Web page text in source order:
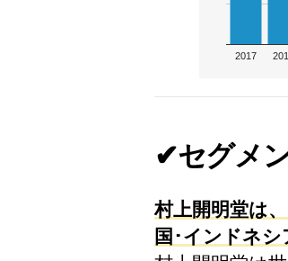
2017
✔セグメ
村上開明堂は
国･インドネ